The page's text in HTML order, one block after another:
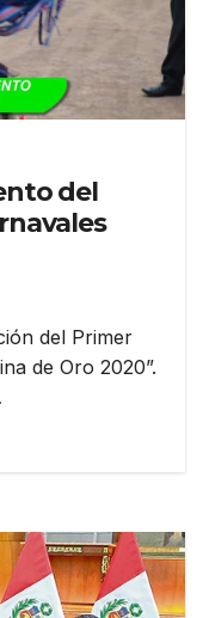
del
del Primer
de Oro 2020”.